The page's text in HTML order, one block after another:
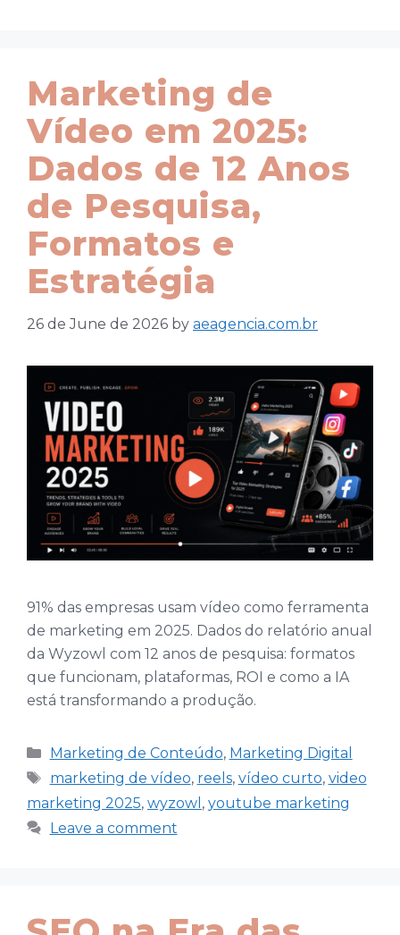
Marketing de
Vídeo em 2025:
Dados de 12 Anos
de Pesquisa,
Formatos e
Estratégia
26 de June de 2026 by aeagencia.com.br
91% das empresas usam vídeo como ferramenta
de marketing em 2025. Dados do relatório anual
da Wyzowl com 12 anos de pesquisa: formatos
que funcionam, plataformas, ROI e como a IA
está transformando a produção.
Categories
Marketing de Conteúdo, Marketing Digital
Tags
marketing de vídeo, reels, vídeo curto, video
marketing 2025, wyzowl , youtube marketing
Leave a comment